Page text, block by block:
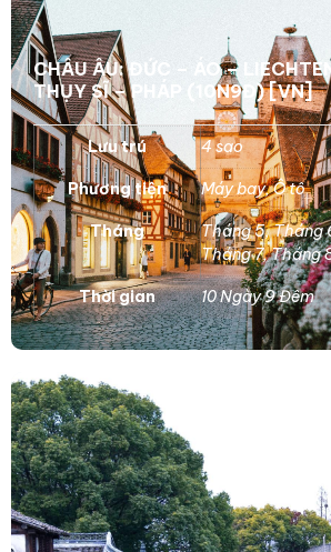
CHÂU ÂU: ĐỨC – ÁO –
THỤY SĨ – PHÁP (10N9Đ) [VN]
Lưu trú 4 sao
Phương tiện Máy bay,Ô tô
Tháng Tháng 5,Tháng
Tháng 7,Tháng
Thời gian 10 Ngày 9 Đêm